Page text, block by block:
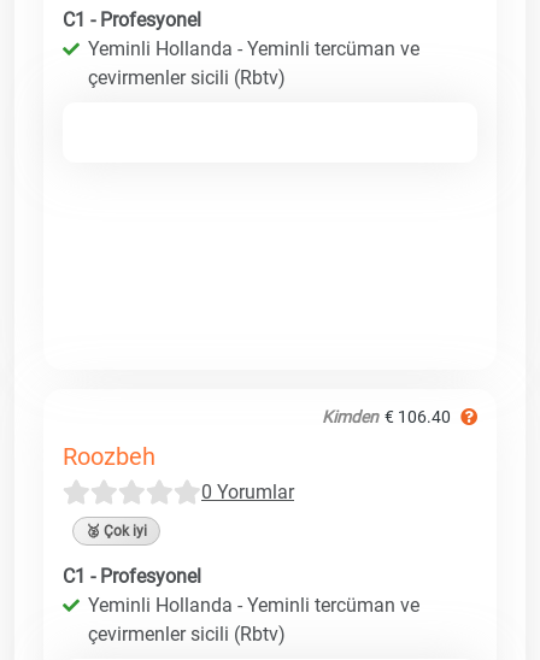
C1 - Profesyonel
Yeminli Hollanda - Yeminli tercüman ve
çevirmenler sicili (Rbtv)
Kimden € 106.40
Roozbeh
0 Yorumlar
🥈 Çok iyi
C1 - Profesyonel
Yeminli Hollanda - Yeminli tercüman ve
çevirmenler sicili (Rbtv)